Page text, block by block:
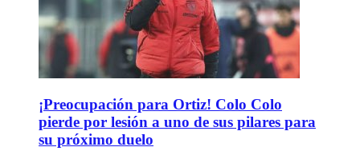
¡Preocupación para Ortiz! Colo Colo
pierde por lesión a uno de sus pilares para
su próximo duelo